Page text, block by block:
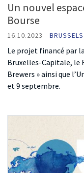
Un nouvel
Bourse
16.10.2023
Le projet financé par
Bruxelles-Capitale, le
Brewers » ainsi que
et 9 septembre.